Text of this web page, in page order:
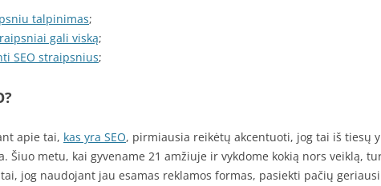
talpinimas;
gali viską;
SEO straipsnius;
apie tai, kas yra SEO, pirmiausia reikėtų akcentuoti, jog tai iš tiesų
Šiuo metu, kai gyvename 21 amžiuje ir vykdome kokią nors veiklą,
jog naudojant jau esamas reklamos formas, pasiekti pačių